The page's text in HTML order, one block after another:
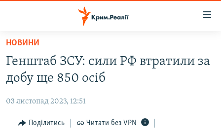
Перейти
основного
матеріалу
Перейти
до
навігації
ВОДА.КРИМ
ВІДЕО ТА ФОТО
ПОЛІТИКА
БЛОГИ
НОВИНИ
Генштаб ЗСУ: сили РФ втратили за
добу ще 850 осіб
03 листопад 2023, 12:51
Поділитись Читати без VPN